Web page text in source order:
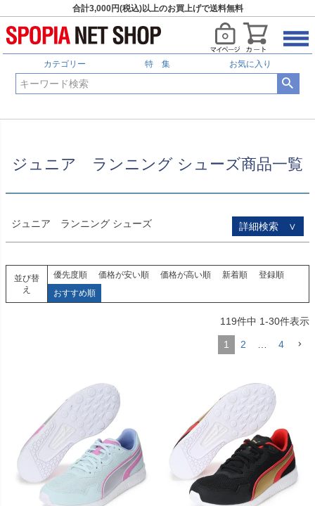
合計3,000円(税込)以上のお買上げで送料無料
カテゴリー 特 集 お気に入り
HOME ジュニア ランニング シューズ商品一覧
ジュニア ランニング シューズ商品一覧
ジュニア ランニング シューズ 詳細検索 ∨
予約商品
予約商品のみを表示
並び順
新着順
登録順
キーワードヒット順
検索
並び替
え
優先度順 価格が安い順 価格が高い順 新着順
登録順
おすすめ順
119件中 1-30件表示
1 2 4